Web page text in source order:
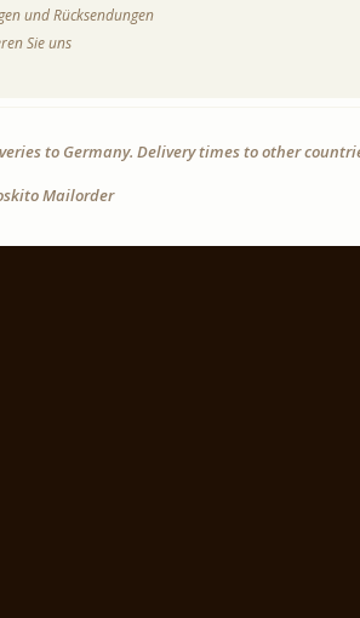
und Rücksendungen
Sie uns
to Germany. Delivery times to other
Mailorder